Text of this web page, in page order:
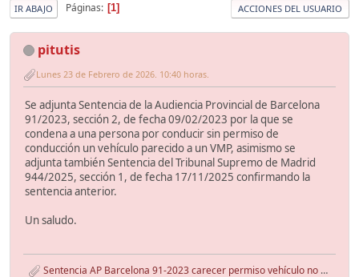
IR ABAJO Páginas 1 ACCIONES DEL USUARIO
pitutis
Lunes 23 de Febrero de 2026. 10:40 horas.
Se adjunta Sentencia de la Audiencia Provincial de Barcelona
91/2023, sección 2, de fecha 09/02/2023 por la que se
condena a una persona por conducir sin permiso de
conducción un vehículo parecido a un VMP, asimismo se
adjunta también Sentencia del Tribunal Supremo de Madrid
944/2025, sección 1, de fecha 17/11/2025 confirmando la
sentencia anterior.
Un saludo.
Sentencia AP Barcelona 91-2023 carecer permiso vehículo no VMP.pdf